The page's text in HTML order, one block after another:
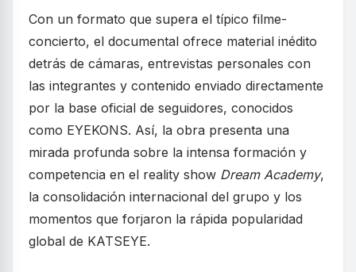
Con un formato que supera el típico filme-
concierto, el documental ofrece material inédito
detrás de cámaras, entrevistas personales con
las integrantes y contenido enviado directamente
por la base oficial de seguidores, conocidos
como EYEKONS. Así, la obra presenta una
mirada profunda sobre la intensa formación y
competencia en el reality show Dream Academy,
la consolidación internacional del grupo y los
momentos que forjaron la rápida popularidad
global de KATSEYE.